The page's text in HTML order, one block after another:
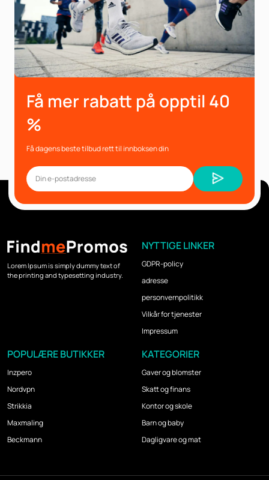
Få mer rabatt på opptil 40
%
Få dagens beste tilbud rett til innboksen din
Lorem Ipsum is simply dummy text of
the printing and typesetting industry.
NYTTIGE LINKER
GDPR-policy
adresse
personvernpolitikk
Vilkår for tjenester
Impressum
POPULÆRE BUTIKKER
Inzpero
Nordvpn
Strikkia
Maxmaling
Beckmann
KATEGORIER
Gaver og blomster
Skatt og finans
Kontor og skole
Barn og baby
Dagligvare og mat